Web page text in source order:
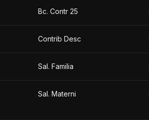
Bc. Contr 25
Contrib Desc
Sal. Familia
Sal. Materni